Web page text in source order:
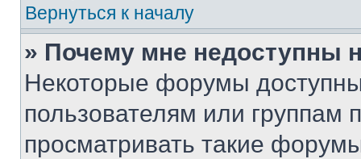
Вернуться к началу
» Почему мне недоступны
Некоторые форумы
пользователям или группам
просматривать такие